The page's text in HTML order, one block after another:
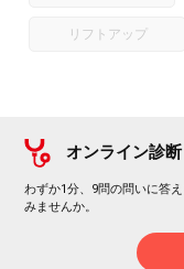
リフトアップ
オンライン診断
わずか1分、9問の問いに答
みませんか。